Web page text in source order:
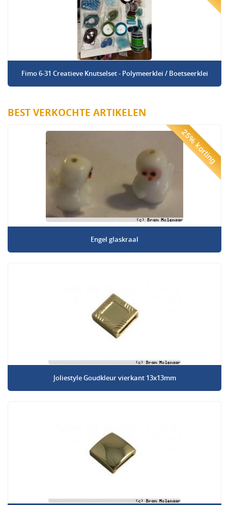
Fimo 6-31 Creatieve Knutselset - Polymeerklei / Boetseerklei
BEST VERKOCHTE ARTIKELEN
25% korting
Engel glaskraal
Joliestyle Goudkleur vierkant 13x13mm